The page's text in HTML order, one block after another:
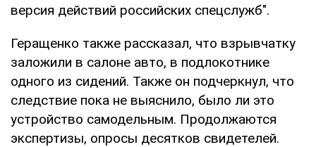
версия действий российских спецслужб".
Геращенко также рассказал, что взрывчатку
заложили в салоне авто, в подлокотнике
одного из сидений. Также он подчеркнул, что
следствие пока не выяснило, было ли это
устройство самодельным. Продолжаются
экспертизы, опросы десятков свидетелей.